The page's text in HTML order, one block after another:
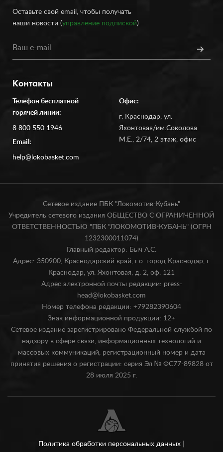
Оставьте свой email, чтобы получать
наши новости (управление подпиской)
Контакты
Телефон бесплатной
горячей линии:
8 800 550 1946
Email:
help@lokobasket.com
Офис:
г. Краснодар, ул.
Яхонтовая/им.Соколова
М.Е., 2/74, 2 этаж, офис
Сетевое издание ПБК "Локомотив-Кубань"
Учредитель сетевого издания ОБЩЕСТВО С ОГРАНИЧЕННОЙ
ОТВЕТСТВЕННОСТЬЮ "ПБК "ЛОКОМОТИВ-КУБАНЬ" (ОГРН
1232300011074)
Главный редактор: Быч А.С.
Адрес: 350900, Краснодарский край, г.о. город Краснодар, г.
Краснодар, ул. Яхонтовая, д. 2, оф. 121
Адрес электронной почты редакции: press-
head@lokobasket.com
Номер телефона редакции: +79282390604
Знак информационной продукции: 12+
Сетевое издание зарегистрировано Федеральной службой по
надзору в сфере связи, информационных технологий и
массовых коммуникаций, регистрационный номер и дата
принятия решения о регистрации: серия Эл № ФС77-89828 от
28 июля 2025 г.
Политика обработки персональных данных